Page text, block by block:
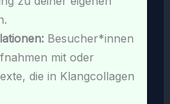
Besucher*innen
mit oder
die in Klangcollagen